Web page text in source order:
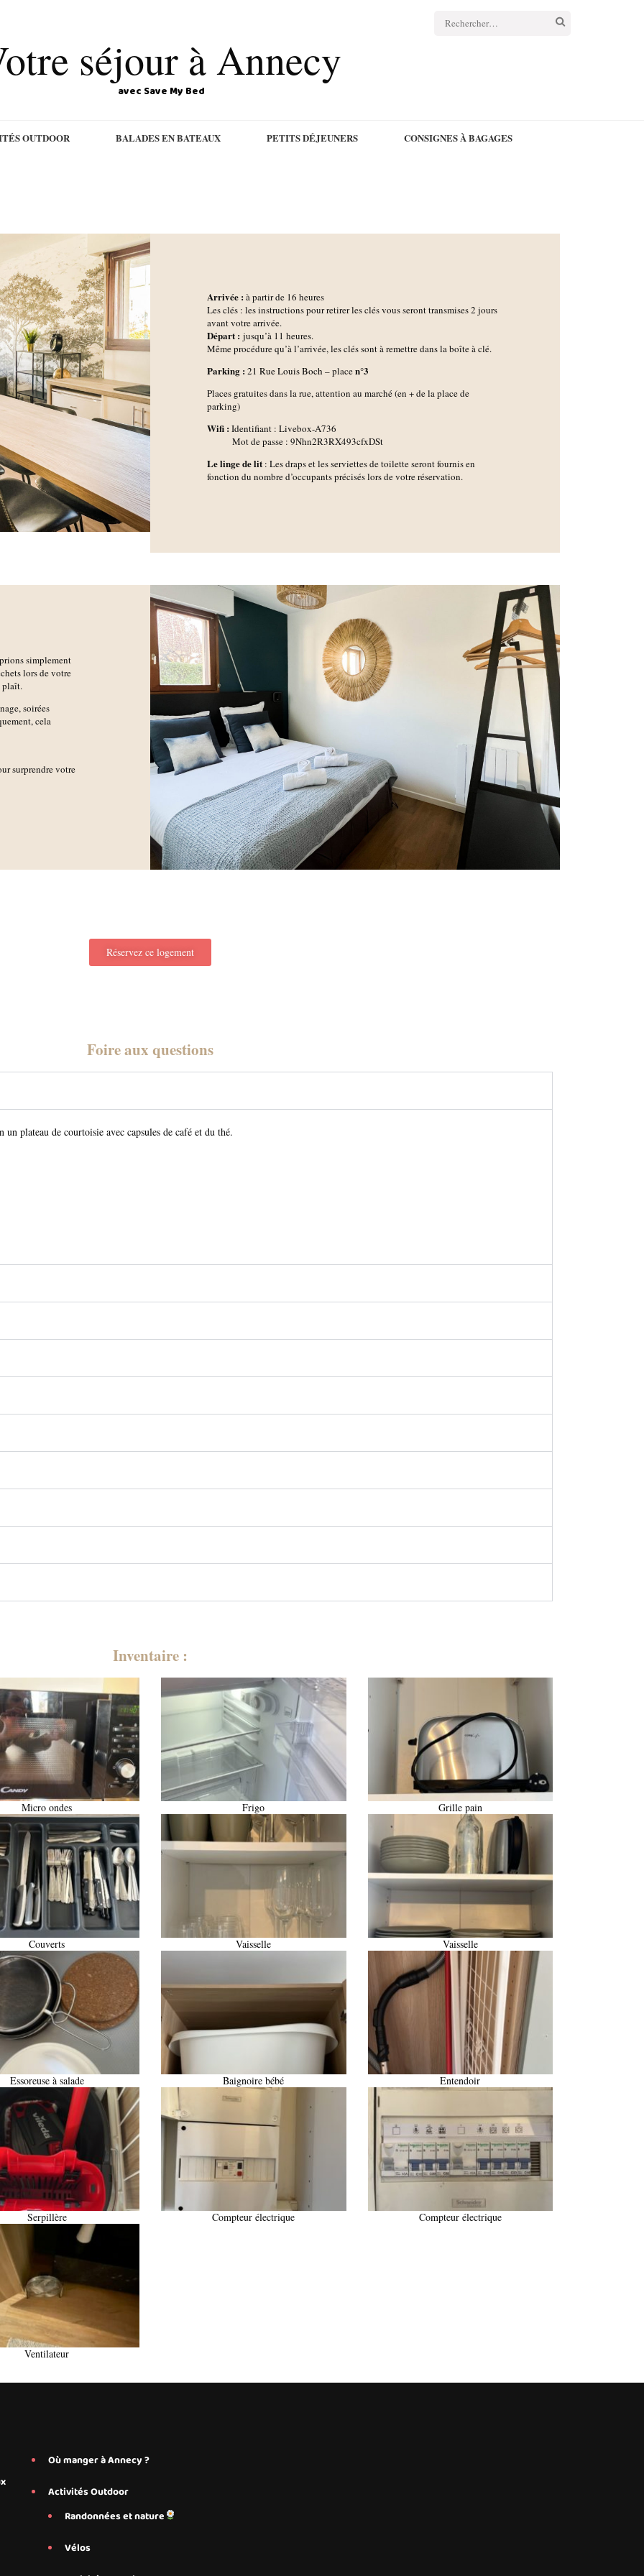
séjour à Annecy
avec Save My Bed
OUTDOOR BALADES EN BATEAUX PETITS DÉJEUNERS CONSIGNES À BAGAGES
Arrivée : à partir de 16 heures
Les clés : les instructions pour retirer les clés vous seront transmises 2 jours
avant votre arrivée.
Départ : jusqu’à 11 heures.
Même procédure qu’à l’arrivée, les clés sont à remettre dans la boîte à clé.
Parking : 21 Rue Louis Boch – placen°3
Places gratuites dans la rue, attention au marché (en + de la place de
parking)
Wifi : Identifiant : Livebox-A736
Mot de passe : 9Nhn2R3RX493cfxDSt
Le linge de lit : Les draps et les serviettes de toilette seront fournis en
fonction du nombre d’occupants précisés lors de votre réservation.
simplement
lors de votre
plaît.
soirées
cela
surprendre votre
Réservez ce logement
Foire aux questions
un plateau de courtoisie avec capsules de café et du thé.
Inventaire :
Micro ondes Frigo Grille pain
Couverts Vaisselle Vaisselle
Essoreuse à salade Baignoire bébé Entendoir
Serpillère Compteur électrique Compteur électrique
Ventilateur
Où manger à Annecy ?
Activités Outdoor
Randonnées et nature
Vélos